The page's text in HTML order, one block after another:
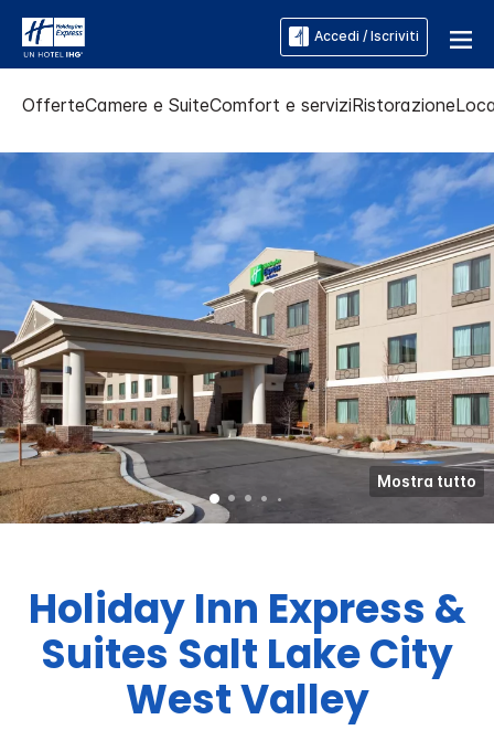
Accedi / Iscriviti
OfferteCamere e SuiteComfort e serviziRistorazione
Mostra tutto
Holiday Inn Express &
Suites Salt Lake City
West Valley